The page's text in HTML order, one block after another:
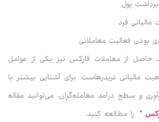
پول
فرد
فعالیت معاملاتی
از معاملات فارکس نیز یکی از عوامل
تریدرهاست. برای آشنایی بیشتر با
درآمد معامله‌گران، می‌توانید مقاله
را مطالعه کنید.